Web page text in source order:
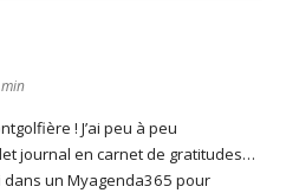
! J’ai peu à peu
journal en carnet de gratitudes…
dans un Myagenda365 pour